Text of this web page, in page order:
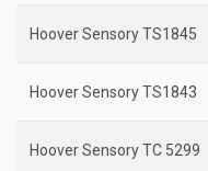
Hoover Sensory TS1845
Hoover Sensory TS1843
Hoover Sensory TC 5299